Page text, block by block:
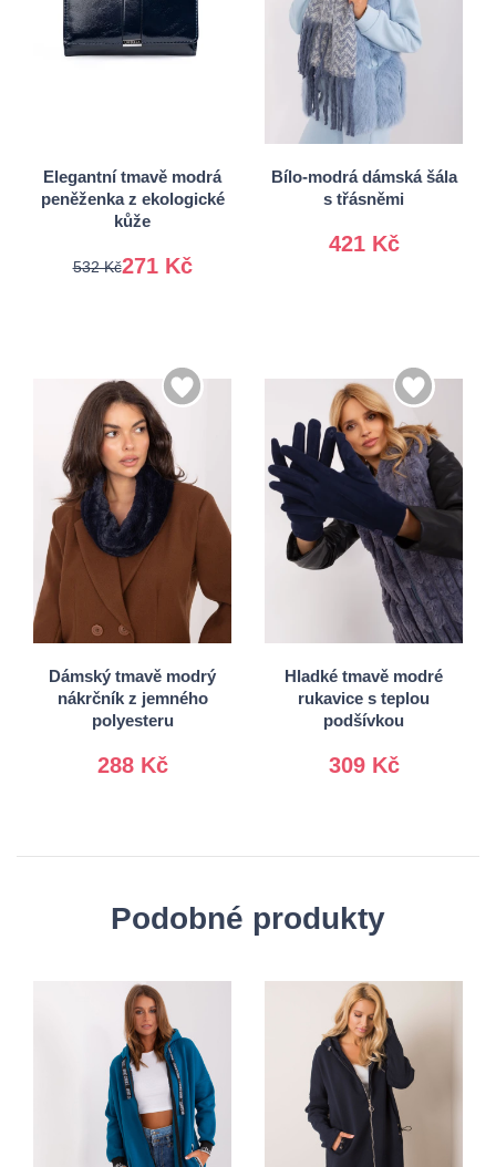
Elegantní tmavě modrá
peněženka z ekologické
kůže
271 Kč
532 Kč
Univerzální
Bílo-modrá dámská šála
s třásněmi
421 Kč
Univerzální
Dámský tmavě modrý
nákrčník z jemného
polyesteru
288 Kč
Hladké tmavě modré
rukavice s teplou
podšívkou
309 Kč
Podobné produkty